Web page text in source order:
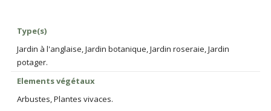
Type(s)
Jardin à l'anglaise, Jardin botanique, Jardin roseraie, Jardin
potager.
Elements végétaux
Arbustes, Plantes vivaces.